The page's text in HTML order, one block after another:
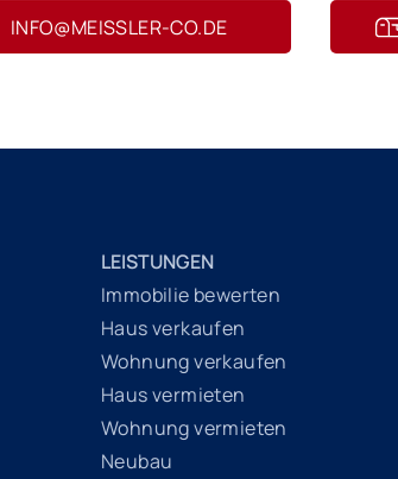
INFO@MEISSLER-CO.DE
LEISTUNGEN
Immobilie bewerten
Haus verkaufen
Wohnung verkaufen
Haus vermieten
Wohnung vermieten
Neubau